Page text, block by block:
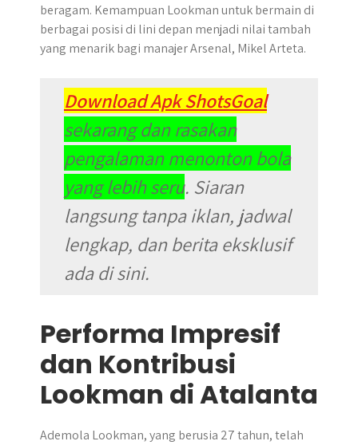
beragam. Kemampuan Lookman untuk bermain di
berbagai posisi di lini depan menjadi nilai tambah
yang menarik bagi manajer Arsenal, Mikel Arteta.
Download Apk ShotsGoal
sekarang dan rasakan
pengalaman menonton bola
yang lebih seru. Siaran
langsung tanpa iklan, jadwal
lengkap, dan berita eksklusif
ada di sini.
Performa Impresif
dan Kontribusi
Lookman di Atalanta
Ademola Lookman, yang berusia 27 tahun, telah